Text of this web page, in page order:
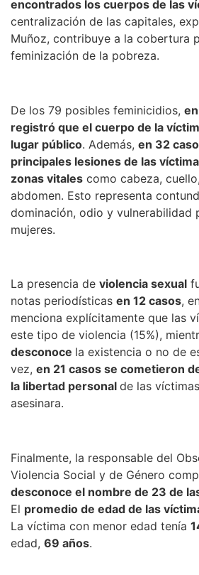
encontrados los cuerpos de las
centralización de las capitales,
Muñoz, contribuye a la cobertura
feminización de la pobreza.
De los 79 posibles feminicidios,
registró que el cuerpo de la
lugar público. Además, en 32
principales lesiones de las
zonas vitales como cabeza,
abdomen. Esto representa
dominación, odio y vulnerabilidad
mujeres.
La presencia de violencia sexual
notas periodísticas en 12 casos,
menciona explícitamente que las
este tipo de violencia (15%),
desconoce la existencia o no de
vez, en 21 casos se cometieron
la libertad personal de las
asesinara.
Finalmente, la responsable del
Violencia Social y de Género
desconoce el nombre de 23 de
El promedio de edad de las
La víctima con menor edad tenía
edad, 69 años.